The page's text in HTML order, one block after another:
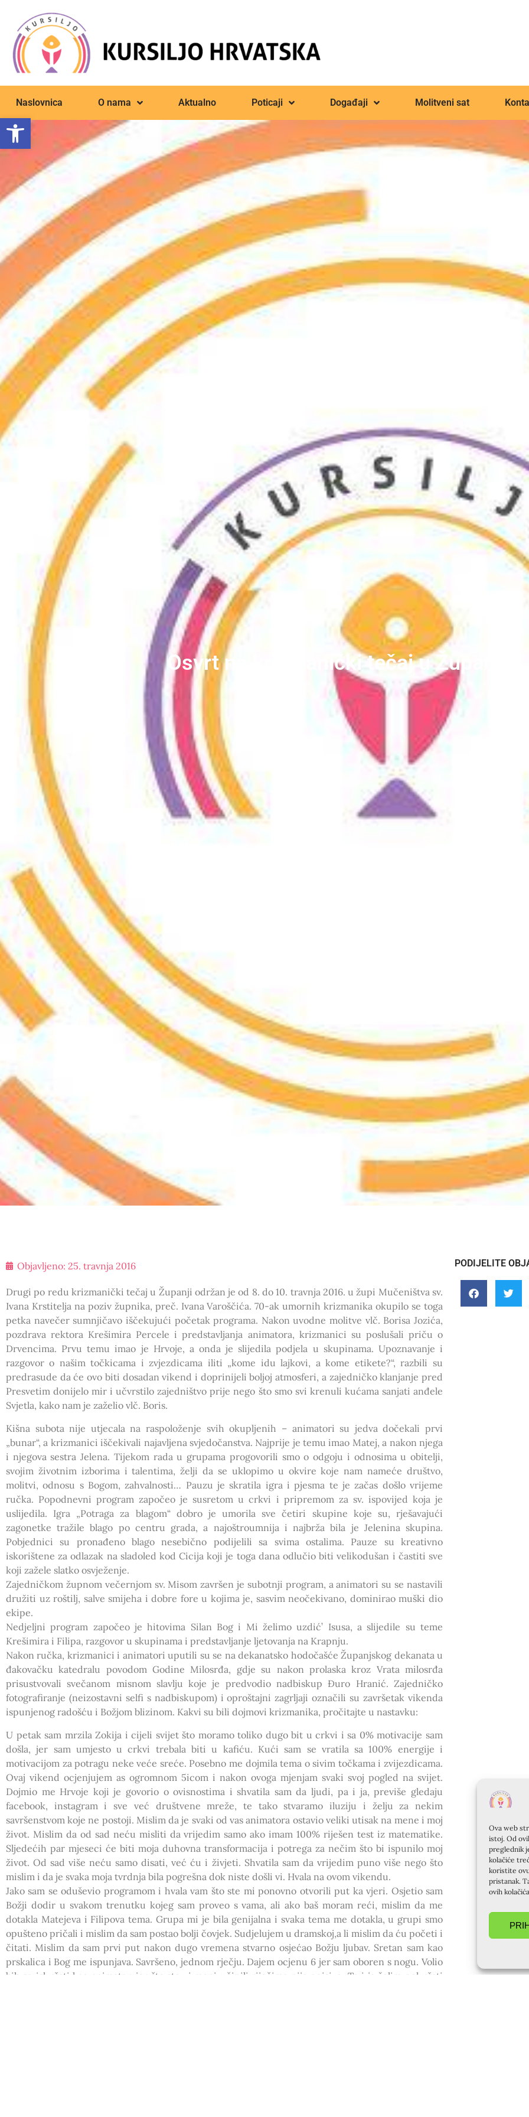
Open toolbar
Ova web
istoj. Od
preglednik
kolačiće
koristite
pristanak.
ovih
Naslovnica O nama Aktualno Poticaji Događaji Molitveni sat
Osvrt na krizmanički tečaj u Županji
Objavljeno: 25. travnja 2016
Drugi po redu krizmanički tečaj u Županji održan je od 8. do 10. travnja 2016. u župi Mučeništva sv.
Ivana Krstitelja na poziv župnika, preč. Ivana Varoščića. 70-ak umornih krizmanika okupilo se toga
petka navečer sumnjičavo iščekujući početak programa. Nakon uvodne molitve vlč. Borisa Jozića,
pozdrava rektora Krešimira Percele i predstavljanja animatora, krizmanici su poslušali priču o
Drvencima. Prvu temu imao je Hrvoje, a onda je slijedila podjela u skupinama. Upoznavanje i
razgovor o našim točkicama i zvjezdicama iliti „kome idu lajkovi, a kome etikete?“, razbili su
predrasude da će ovo biti dosadan vikend i doprinijeli boljoj atmosferi, a zajedničko klanjanje pred
Presvetim donijelo mir i učvrstilo zajedništvo prije nego što smo svi krenuli kućama sanjati anđele
Svjetla, kako nam je zaželio vlč. Boris.
Kišna subota nije utjecala na raspoloženje svih okupljenih – animatori su jedva dočekali prvi
„bunar“, a krizmanici iščekivali najavljena svjedočanstva. Najprije je temu imao Matej, a nakon njega
i njegova sestra Jelena. Tijekom rada u grupama progovorili smo o odgoju i odnosima u obitelji,
svojim životnim izborima i talentima, želji da se uklopimo u okvire koje nam nameće društvo,
molitvi, odnosu s Bogom, zahvalnosti… Pauzu je skratila igra i pjesma te je začas došlo vrijeme
ručka. Popodnevni program započeo je susretom u crkvi i pripremom za sv. ispovijed koja je
uslijedila. Igra „Potraga za blagom“ dobro je umorila sve četiri skupine koje su, rješavajući
zagonetke tražile blago po centru grada, a najoštroumnija i najbrža bila je Jelenina skupina.
Pobjednici su pronađeno blago nesebično podijelili sa svima ostalima. Pauze su kreativno
iskorištene za odlazak na sladoled kod Cicija koji je toga dana odlučio biti velikodušan i častiti sve
koji zažele slatko osvježenje.
Zajedničkom župnom večernjom sv. Misom završen je subotnji program, a animatori su se nastavili
družiti uz roštilj, salve smijeha i dobre fore u kojima je, sasvim neočekivano, dominirao muški dio
ekipe.
Nedjeljni program započeo je hitovima Silan Bog i Mi želimo uzdić’ Isusa, a slijedile su teme
Krešimira i Filipa, razgovor u skupinama i predstavljanje ljetovanja na Krapnju.
Nakon ručka, krizmanici i animatori uputili su se na dekanatsko hodočašće Županjskog dekanata u
đakovačku katedralu povodom Godine Milosrđa, gdje su nakon prolaska kroz Vrata milosrđa
prisustvovali svečanom misnom slavlju koje je predvodio nadbiskup Đuro Hranić. Zajedničko
fotografiranje (neizostavni selfi s nadbiskupom) i oproštajni zagrljaji označili su završetak vikenda
ispunjenog radošću i Božjom blizinom. Kakvi su bili dojmovi krizmanika, pročitajte u nastavku:
U petak sam mrzila Zokija i cijeli svijet što moramo toliko dugo bit u crkvi i sa 0% motivacije sam
došla, jer sam umjesto u crkvi trebala biti u kafiću. Kući sam se vratila sa 100% energije i
motivacijom za potragu neke veće sreće. Posebno me dojmila tema o sivim točkama i zvijezdicama.
Ovaj vikend ocjenjujem as ogromnom 5icom i nakon ovoga mjenjam svaki svoj pogled na svijet.
Dojmio me Hrvoje koji je govorio o ovisnostima i shvatila sam da ljudi, pa i ja, previše gledaju
facebook, instagram i sve već društvene mreže, te tako stvaramo iluziju i želju za nekim
savršenstvom koje ne postoji. Mislim da je svaki od vas animatora ostavio veliki utisak na mene i moj
život. Mislim da od sad neću misliti da vrijedim samo ako imam 100% riješen test iz matematike.
Sljedećih par mjeseci će biti moja duhovna transformacija i potrega za nečim što bi ispunilo moj
život. Od sad više neću samo disati, već ću i živjeti. Shvatila sam da vrijedim puno više nego što
mislim i da je svaka moja tvrdnja bila pogrešna dok niste došli vi. Hvala na ovom vikendu.
Jako sam se oduševio programom i hvala vam što ste mi ponovno otvorili put ka vjeri. Osjetio sam
Božji dodir u svakom trenutku kojeg sam proveo s vama, ali ako baš moram reći, mislim da me
dotakla Matejeva i Filipova tema. Grupa mi je bila genijalna i svaka tema me dotakla, u grupi smo
opušteno pričali i mislim da sam postao bolji čovjek. Sudjelujem u dramskoj,a li mislim da ću početi i
čitati. Mislim da sam prvi put nakon dugo vremena stvarno osjećao Božju ljubav. Sretan sam kao
prskalica i Bog me ispunjava. Savršeno, jednom rječju. Dajem ocjenu 6 jer sam oboren s nogu. Volio
bih se iskušati kao animator, jer što ste vi meni učinili riječima nije opisivo. To i ja želim pokušati
PODIJELITE